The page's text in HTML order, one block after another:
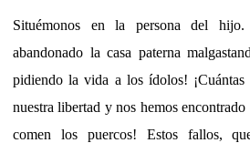
Situémonos en la persona del hijo.
abandonado la casa paterna
pidiendo la vida a los ídolos! ¡Cuántas
nuestra libertad y nos hemos
comen los puercos! Estos fallos,